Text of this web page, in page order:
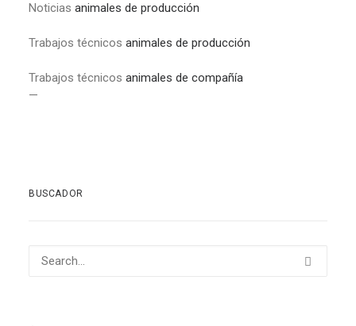
Noticias animales de producción
Trabajos técnicos animales de producción
Trabajos técnicos animales de compañía
—
BUSCADOR